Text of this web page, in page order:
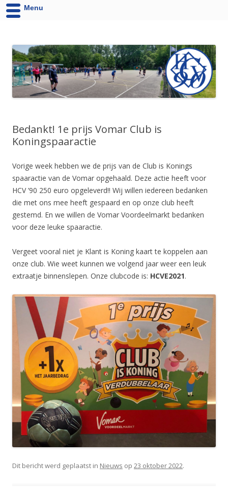
Bedankt! 1e prijs Vomar Club is
Koningspaaractie
Vorige week hebben we de prijs van de Club is Konings
spaaractie van de Vomar opgehaald. Deze actie heeft voor
HCV ’90 250 euro opgeleverd!! Wij willen iedereen bedanken
die met ons mee heeft gespaard en op onze club heeft
gestemd. En we willen de Vomar Voordeelmarkt bedanken
voor deze leuke spaaractie.
Vergeet vooral niet je Klant is Koning kaart te koppelen aan
onze club. Wie weet kunnen we volgend jaar weer een leuk
extraatje binnenslepen. Onze clubcode is: HCVE2021.
Dit bericht werd geplaatst in Nieuws op 23 oktober 2022.
Menu